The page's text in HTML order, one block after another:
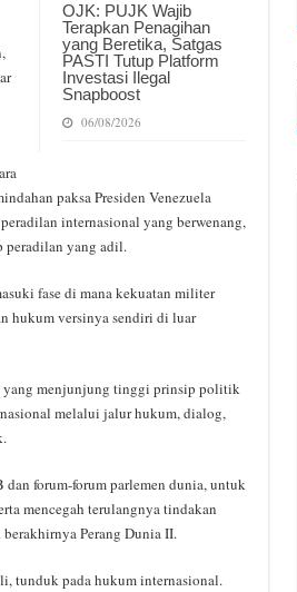
OJK: PUJK Wajib
Terapkan Penagihan
yang Beretika, Satgas
PASTI Tutup Platform
Investasi Ilegal
Snapboost
06/08/2026
paksa Presiden Venezuela
internasional yang berwenang,
peradilan yang adil.
fase di mana kekuatan militer
hukum versinya sendiri di luar
yang menjunjung tinggi prinsip politik
melalui jalur hukum, dialog,
forum-forum parlemen dunia, untuk
mencegah terulangnya tindakan
Perang Dunia II.
tunduk pada hukum internasional.